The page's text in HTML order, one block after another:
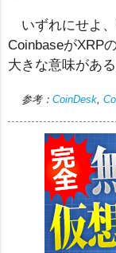
いずれにせよ
CoinbaseがXRP
大きな意味がある
参考： CoinDesk,